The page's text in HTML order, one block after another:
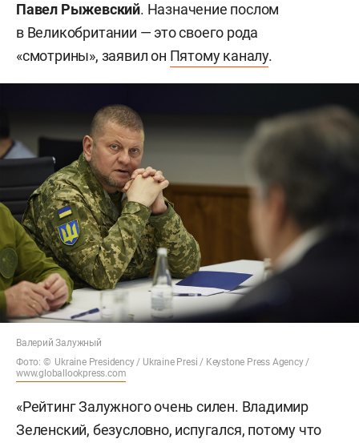
Павел Рыжевский. Назначение послом
в Великобритании — это своего рода
«смотрины», заявил он Пятому каналу.
Валерий Залужный
Фото: © Ukraine Presidency / Ukraine Presi / Keystone Press Agency /
www.globallookpress.com
«Рейтинг Залужного очень силен. Владимир
Зеленский, безусловно, испугался, потому что